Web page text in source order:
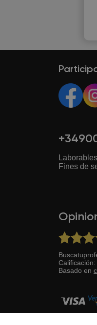
Fines de
Calificación:
Basado en